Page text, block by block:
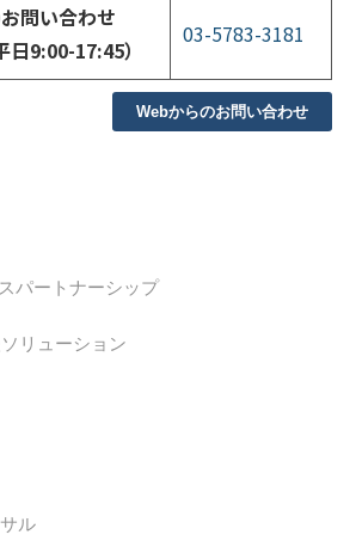
問い合わせ
日9:00-17:45）
03-5783-3181
Webからのお問い合わせ
パートナーシップ
リューション
ル